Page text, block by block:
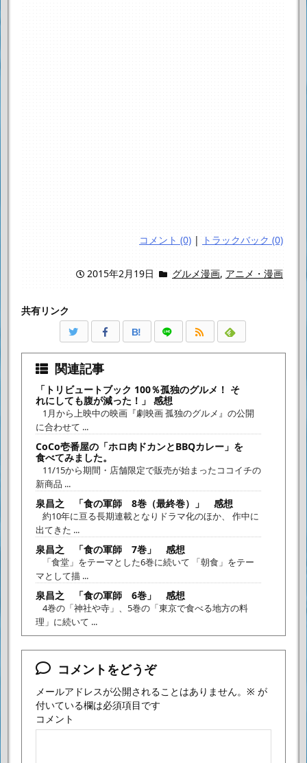
コメント (0) | トラックバック (0)
2015年2月19日 グルメ漫画, アニメ・漫画
共有リンク
B!
関連記事
「トリビュートブック 100％孤独のグルメ！ そ
れにしても腹が減った！」 感想
1月から上映中の映画『劇映画 孤独のグルメ』の公開
に合わせて ...
CoCo壱番屋の「ホロ肉ドカンとBBQカレー」を
食べてみました。
11/15から期間・店舗限定で販売が始まったココイチの
新商品 ...
泉昌之 「食の軍師 8巻（最終巻）」 感想
約10年に亘る長期連載となりドラマ化のほか、 作中に
出てきた ...
泉昌之 「食の軍師 7巻」 感想
「食堂」をテーマとした6巻に続いて 「朝食」をテー
マとして描 ...
泉昌之 「食の軍師 6巻」 感想
4巻の「神社や寺」、5巻の「東京で食べる地方の料
理」に続いて ...
コメントをどうぞ
メールアドレスが公開されることはありません。 ※ が
付いている欄は必須項目です
コメント